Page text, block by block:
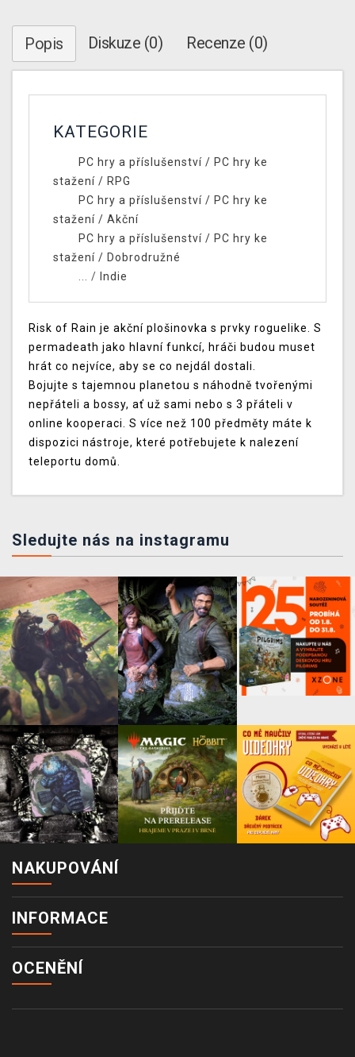
Popis Diskuze (0) Recenze (0)
KATEGORIE
PC hry a příslušenství/ PC hry ke
stažení / RPG
PC hry a příslušenství/ PC hry ke
stažení / Akční
PC hry a příslušenství/ PC hry ke
stažení / Dobrodružné
... / Indie
Risk of Rain je akční plošinovka s prvky roguelike. S
permadeath jako hlavní funkcí, hráči budou muset
hrát co nejvíce, aby se co nejdál dostali.
Bojujte s tajemnou planetou s náhodně tvořenými
nepřáteli a bossy, ať už sami nebo s 3 přáteli v
online kooperaci. S více než 100 předměty máte k
dispozici nástroje, které potřebujete k nalezení
teleportu domů.
Sledujte nás na instagramu
NAKUPOVÁNÍ
INFORMACE
OCENĚNÍ